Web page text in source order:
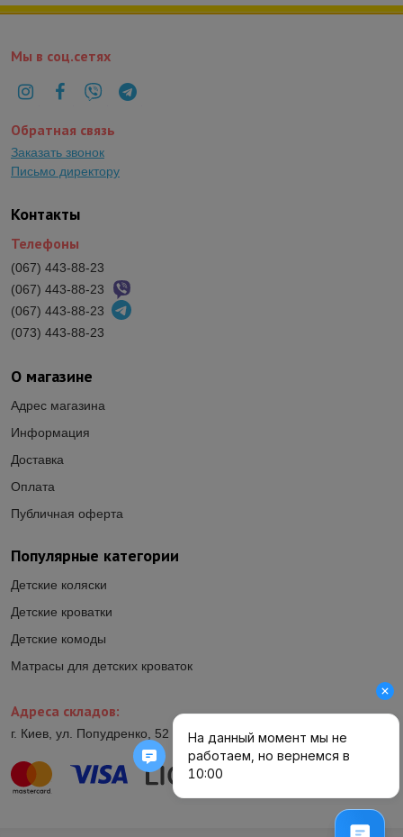
Популярные категории
Детские коляски
Детские кроватки
Детские комоды
Матрасы для детских кроваток
О магазине
Адрес магазина
Информация
Доставка
Оплата
Публичная оферта
Контакты
Телефоны
(067) 443-88-23
(067) 443-88-23
(067) 443-88-23
(073) 443-88-23
Адреса складов:
г. Киев, ул. Попудренко, 52 (ул.Гетьмана Павла Полуботка, 52)
Мы в соц.сетях
Обратная связь
Заказать звонок
Письмо директору